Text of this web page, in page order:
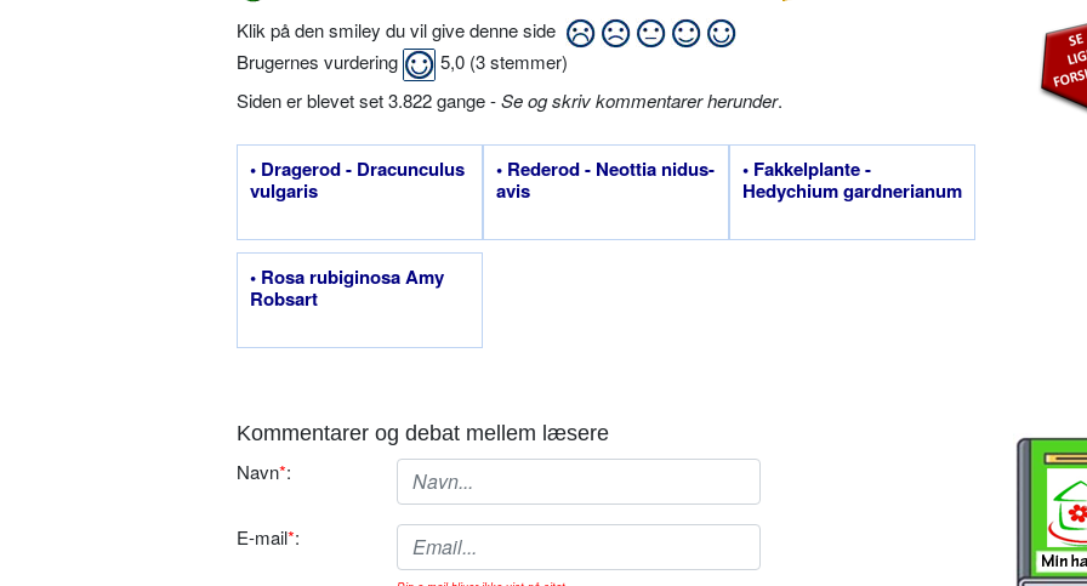
Klik på den smiley du vil give denne side
Brugernes vurdering
5,0 (3stemmer)
Siden er blevet set 3.822 gange -Se og skriv kommentarer herunder.
• Dragerod - Dracunculus
vulgaris
• Rederod - Neottia nidus-
avis
• Fakkelplante -
Hedychium gardnerianum
• Rosa rubiginosa Amy
Robsart
Kommentarer og debat mellem læsere
Navn*:
E-mail*: